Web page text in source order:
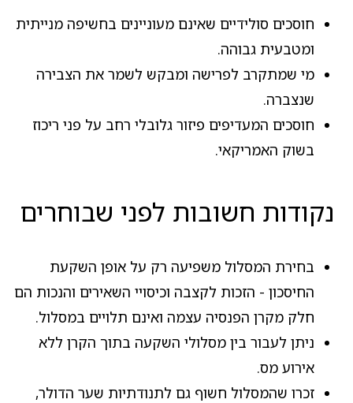
חוסכים סולידיים שאינם מעוניינים בחשיפה מנייתית
ומטבעית גבוהה.
מי שמתקרב לפרישה ומבקש לשמר את הצבירה
שנצברה.
חוסכים המעדיפים פיזור גלובלי רחב על פני ריכוז
בשוק האמריקאי.
נקודות חשובות לפני שבוחרים
בחירת המסלול משפיעה רק על אופן השקעת
החיסכון - הזכות לקצבה וכיסויי השאירים והנכות הם
חלק מקרן הפנסיה עצמה ואינם תלויים במסלול.
ניתן לעבור בין מסלולי השקעה בתוך הקרן ללא
אירוע מס.
זכרו שהמסלול חשוף גם לתנודתיות שער הדולר,